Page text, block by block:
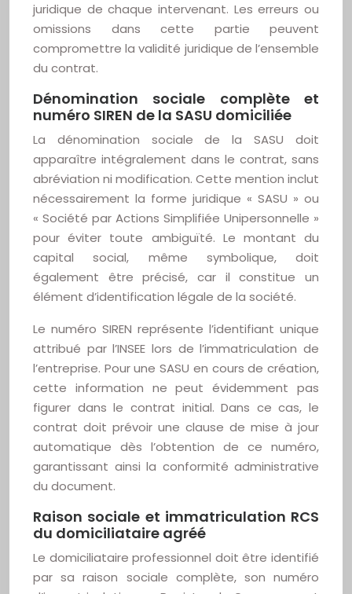
juridique de chaque intervenant. Les erreurs ou
omissions dans cette partie peuvent
compromettre la validité juridique de l’ensemble
du contrat.
Dénomination sociale complète et
numéro SIREN de la SASU domiciliée
La dénomination sociale de la SASU doit
apparaître intégralement dans le contrat, sans
abréviation ni modification. Cette mention inclut
nécessairement la forme juridique « SASU » ou
« Société par Actions Simplifiée Unipersonnelle »
pour éviter toute ambiguïté. Le montant du
capital social, même symbolique, doit
également être précisé, car il constitue un
élément d’identification légale de la société.
Le numéro SIREN représente l’identifiant unique
attribué par l’INSEE lors de l’immatriculation de
l’entreprise. Pour une SASU en cours de création,
cette information ne peut évidemment pas
figurer dans le contrat initial. Dans ce cas, le
contrat doit prévoir une clause de mise à jour
automatique dès l’obtention de ce numéro,
garantissant ainsi la conformité administrative
du document.
Raison sociale et immatriculation RCS
du domiciliataire agréé
Le domiciliataire professionnel doit être identifié
par sa raison sociale complète, son numéro